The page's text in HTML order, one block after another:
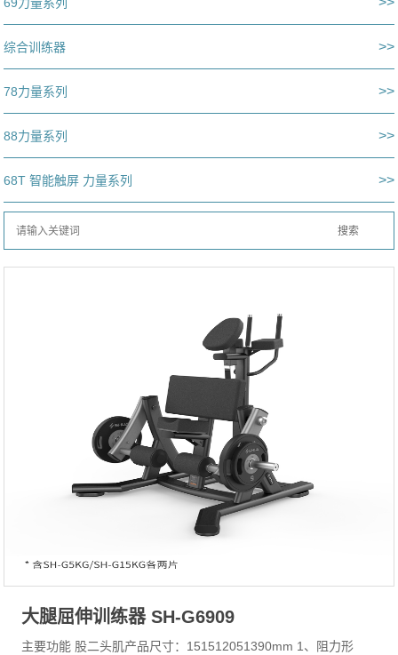
综合训练器 >>
78力量系列 >>
88力量系列 >>
68T 智能触屏 力量系列 >>
大腿屈伸训练器 SH-G6909
主要功能 股二头肌产品尺寸：151512051390mm 1、阻力形